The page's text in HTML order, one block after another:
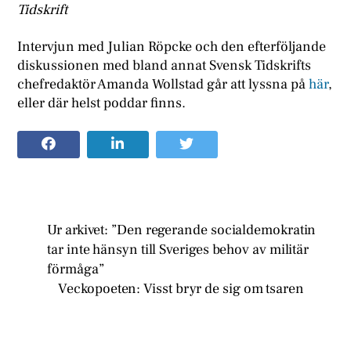
Tidskrift
Intervjun med Julian Röpcke och den efterföljande
diskussionen med bland annat Svensk Tidskrifts
chefredaktör Amanda Wollstad går att lyssna påhär,
eller där helst poddar finns.
Ur arkivet: ”Den regerande socialdemokratin
tar inte hänsyn till Sveriges behov av militär
förmåga”
Veckopoeten: Visst bryr de sig om tsaren